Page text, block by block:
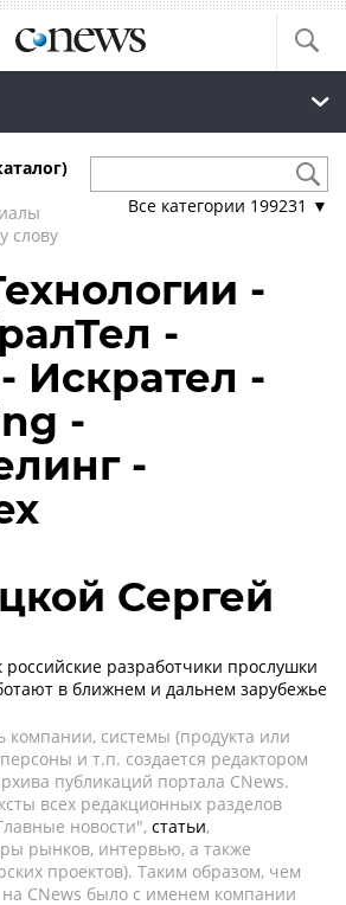
слову
Все категории 199231 ▼
-
-
Искрател -
-
-
Сергей
российские разработчики прослушки
в ближнем и дальнем зарубежье
системы (продукта или
и т.п. создается редактором
публикаций портала CNews.
всех редакционных разделов
новости", статьи,
рынков, интервью, а также
проектов). Таким образом, чем
CNews было с именем компании